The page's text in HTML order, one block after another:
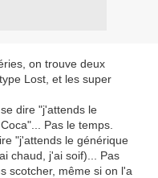
on trouve deux
Lost, et les super
dire "j'attends le
Pas le temps.
"j'attends le générique
chaud, j'ai soif)... Pas
scotcher, même si on l'a